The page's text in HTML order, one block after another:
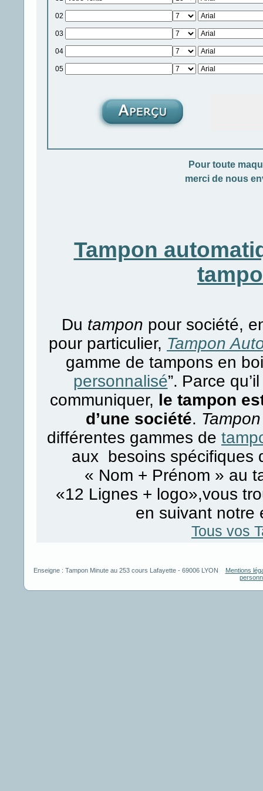
02
03
04
05
Pour toute
merci de nous
Tampon
Du tampon pour société,
pour particulier, Tampon
gamme de tampons en
personnalisé”. Parce
communiquer, le tampon
d’une société.
différentes gammes de
aux besoins spécifiques
« Nom + Prénom » au
«12 Lignes + logo»,vous
en suivant
Tous vos
Enseigne : Tampon Minuteau 253 cours Lafayette- 69006 LYON
Mentions